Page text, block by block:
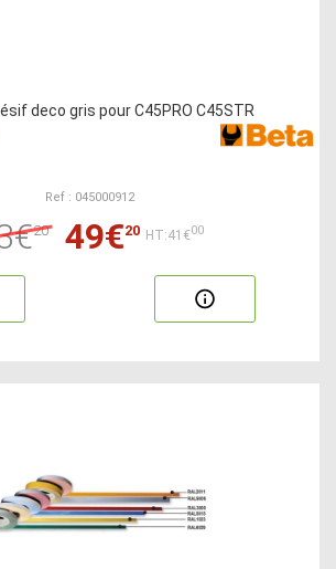
deco gris pour C45PRO C45STR
Ref : 045000912
20 49€20 HT:41€00